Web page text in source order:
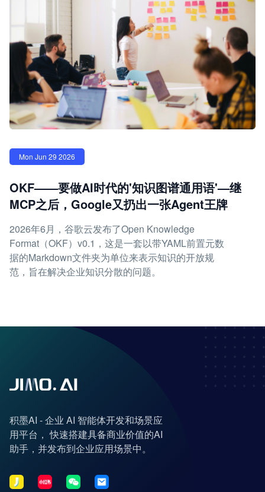
Mon Jun 29 2026
OKF——要做AI时代的'知识图谱通用语'—继
MCP之后，Google又扔出一张Agent王牌
2026年6月，谷歌云发布了Open Knowledge
Format（OKF）v0.1，这是一套以带YAML前置元数
据的Markdown文件夹为单位来表示知识的开放规
范，旨在解决企业知识分散的问题。
积墨AI - 企业 AI 智能体开发和场景应
用平台， 快速搭建具备商业价值的AI
助手，并发布到企业应用场景中。